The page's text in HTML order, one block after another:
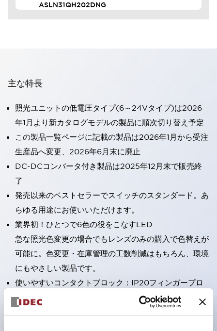
ASLN31QH202DNG
主な特長
照光ユニットの低電圧タイプ(6～24Vタイプ)は2026
年1月より新カタログモデルの製品に順次切り替え予定
この製品一覧ページに記載の製品は2026年1月から受注
生産品へ変更、2026年6月末に廃止
DC-DCコンバータ付き製品は2025年12月末で販売終
了
発売以来のベストセラーでスイッチのスタンダード。あ
らゆる用途にお使いいただけます。
業界初！ひとつで6色の役をこなすLED
急な照光色変更の場合でもレンズのみの購入で色替えが
可能に。色変更・在庫管理の工数削減はもちろん、環境
にもやさしい製品です。
使いやすいコンタクトブロック：IP20フィンガープロ
テクション構造、簡単取付け／取外し、ねじ脱落防止、